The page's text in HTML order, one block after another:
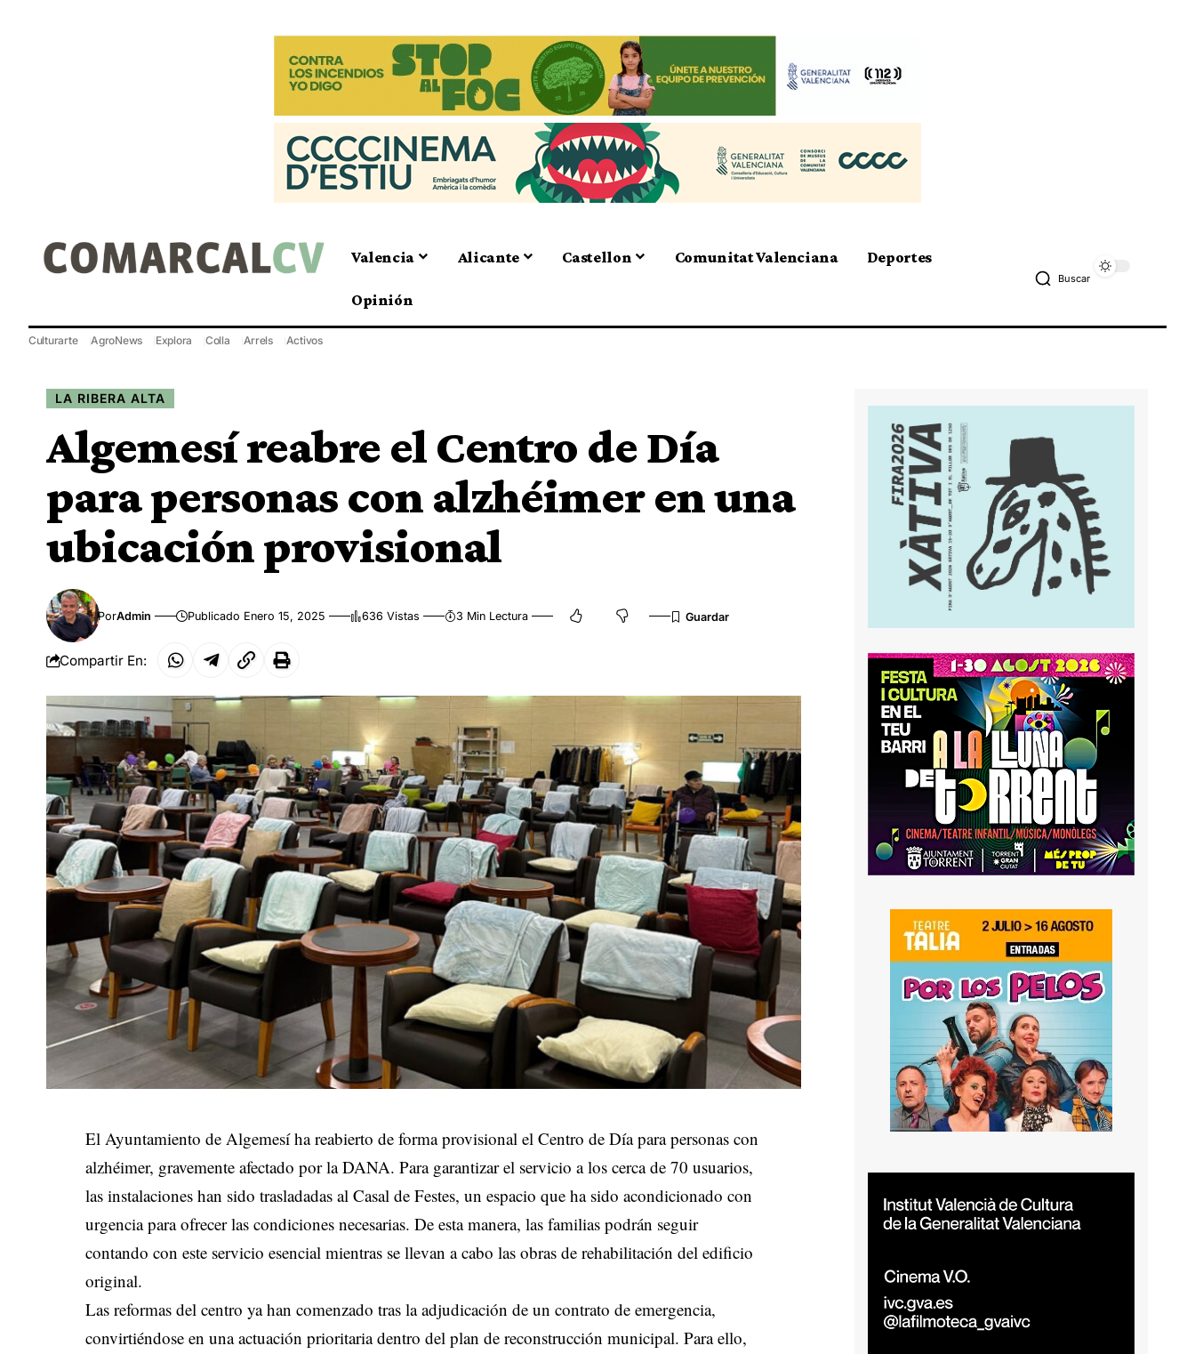
Valencia Alicante Castellon Comunitat Valenciana Deportes
Opinión
Buscar
Culturarte AgroNews Explora Colla Arrels Activos
LA RIBERA ALTA
Algemesí reabre el Centro de Día
para personas con alzhéimer en una
ubicación provisional
PorAdmin Publicado Enero 15, 2025 636 Vistas 3 Min Lectura
Compartir En:
El Ayuntamiento de Algemesí ha reabierto de forma provisional el Centro de Día para personas con
alzhéimer, gravemente afectado por la DANA. Para garantizar el servicio a los cerca de 70 usuarios,
las instalaciones han sido trasladadas al Casal de Festes, un espacio que ha sido acondicionado con
urgencia para ofrecer las condiciones necesarias. De esta manera, las familias podrán seguir
contando con este servicio esencial mientras se llevan a cabo las obras de rehabilitación del edificio
original.
Las reformas del centro ya han comenzado tras la adjudicación de un contrato de emergencia,
convirtiéndose en una actuación prioritaria dentro del plan de reconstrucción municipal. Para ello,